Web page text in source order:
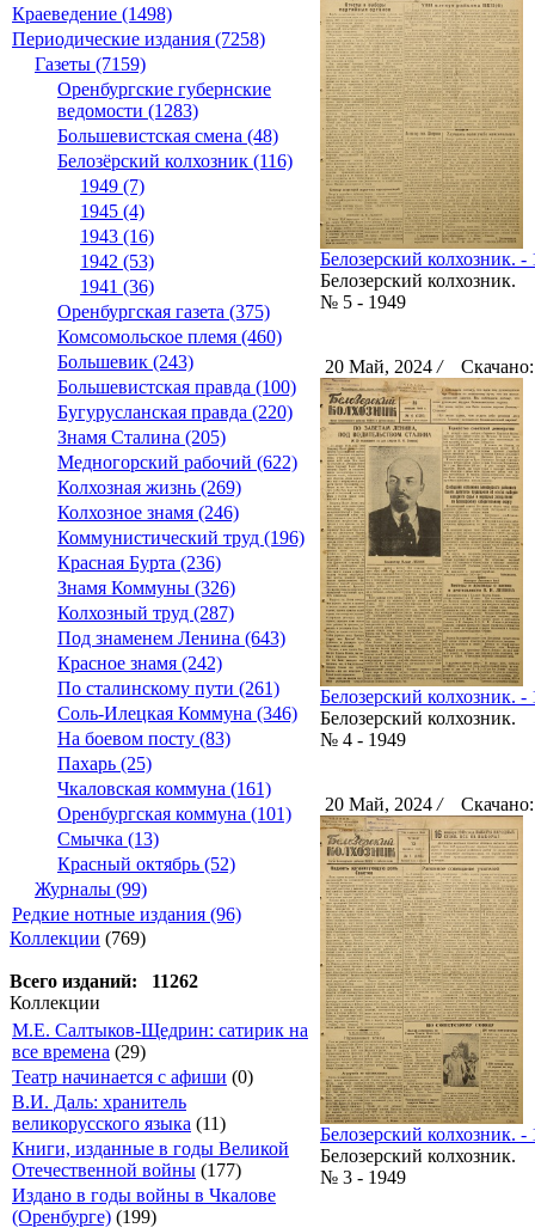
Краеведение (1498)
Периодические издания (7258)
Газеты (7159)
Оренбургские губернские
ведомости (1283)
Большевистская смена (48)
Белозёрский колхозник (116)
1949 (7)
1945 (4)
1943 (16)
1942 (53)
1941 (36)
Оренбургская газета (375)
Комсомольское племя (460)
Большевик (243)
Большевистская правда (100)
Бугурусланская правда (220)
Знамя Сталина (205)
Медногорский рабочий (622)
Колхозная жизнь (269)
Колхозное знамя (246)
Коммунистический труд (196)
Красная Бурта (236)
Знамя Коммуны (326)
Колхозный труд (287)
Под знаменем Ленина (643)
Красное знамя (242)
По сталинскому пути (261)
Соль-Илецкая Коммуна (346)
На боевом посту (83)
Пахарь (25)
Чкаловская коммуна (161)
Оренбургская коммуна (101)
Смычка (13)
Красный октябрь (52)
Журналы (99)
Редкие нотные издания (96)
Коллекции (769)
Всего изданий: 11262
Коллекции
М.Е. Салтыков-Щедрин: сатирик на
все времена (29)
Театр начинается с афиши (0)
В.И. Даль: хранитель
великорусского языка (11)
Книги, изданные в годы Великой
Отечественной войны (177)
Издано в годы войны в Чкалове
(Оренбурге) (199)
Белозерский колхозник.
Белозерский колхозник.
№ 5 - 1949
20 Май, 2024 /
Белозерский колхозник.
Белозерский колхозник.
№ 4 - 1949
20 Май, 2024 /
Белозерский колхозник.
Белозерский колхозник.
№ 3 - 1949